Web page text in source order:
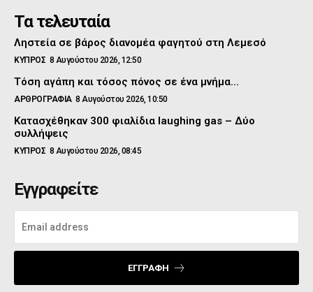
Τα τελευταία
Ληστεία σε βάρος διανομέα φαγητού στη Λεμεσό
ΚΥΠΡΟΣ 8 Αυγούστου 2026, 12:50
Τόση αγάπη και τόσος πόνος σε ένα μνήμα…
ΑΡΘΡΟΓΡΑΦΙΑ 8 Αυγούστου 2026, 10:50
Κατασχέθηκαν 300 φιαλίδια laughing gas – Δύο
συλλήψεις
ΚΥΠΡΟΣ 8 Αυγούστου 2026, 08:45
Εγγραφείτε
ΕΓΓΡΑΦΉ